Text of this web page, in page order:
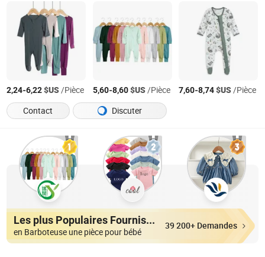
2,24-6,22$US/Pièce 5,60-8,60$US/Pièce 7,60-8,74$US/Pièce
Contact
Discuter
Les plus Populaires Fournisseurs
en Barboteuse une pièce pour bébé
39 200+ Demandes